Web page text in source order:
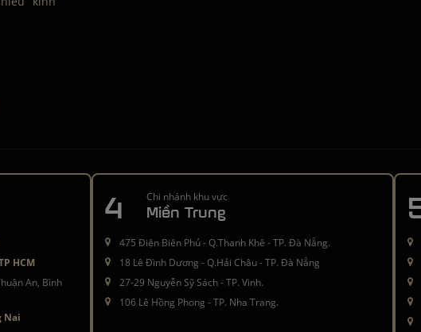
HCM
An, Bình
Nai
4 Chi nhánh khu vực
Miền Trung
475 Điện Biên Phủ - Q.Thanh Khê - TP. Đà Nẵng.
18 Lê Đình Dương - Q.Hải Châu - TP. Đà Nẵng
27-29 Nguyễn Sỹ Sách - TP. Vinh.
106 Lê Hồng Phong - TP. Nha Trang.